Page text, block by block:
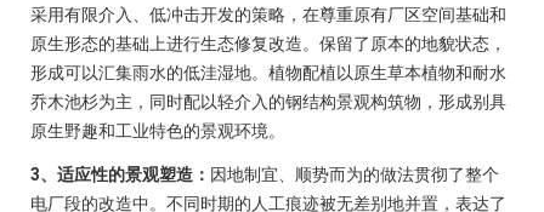
采用有限介入、低冲击开发的策略，在尊重原有厂区空间基础和
原生形态的基础上进行生态修复改造。保留了原本的地貌状态，
形成可以汇集雨水的低洼湿地。植物配植以原生草本植物和耐水
乔木池杉为主，同时配以轻介入的钢结构景观构筑物，形成别具
原生野趣和工业特色的景观环境。
3、适应性的景观塑造： 因地制宜、顺势而为的做法贯彻了整个
电厂段的改造中。不同时期的人工痕迹被无差别地并置，表达了